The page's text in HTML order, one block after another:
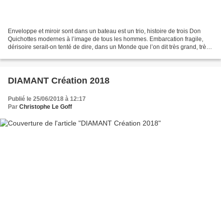
Enveloppe et miroir sont dans un bateau est un trio, histoire de trois Don
Quichottes modernes à l’image de tous les hommes. Embarcation fragile,
dérisoire serait-on tenté de dire, dans un Monde que l’on dit très grand, très
DIAMANT Création 2018
Publié le 25/06/2018 à 12:17
Par Christophe Le Goff